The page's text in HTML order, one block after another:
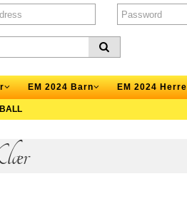
EM 2024 Barn EM 2024 Herre